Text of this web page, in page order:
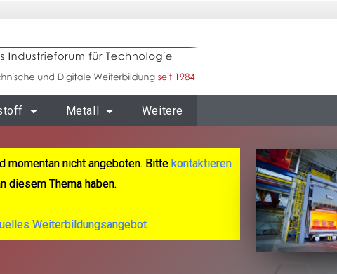
Metall Weitere
momentan nicht angeboten. Bitte kontaktieren
diesem Thema haben.
Weiterbildungsangebot.